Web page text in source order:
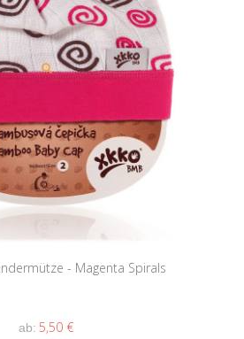
- Magenta Spirals
ab: 5,50 €